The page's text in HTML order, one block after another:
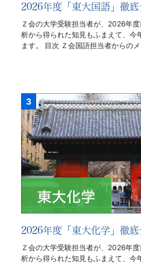
2026年度「東大国語」徹
Ｚ会の大学受験担当者が、2026年
析から得られた知見もふまえて、今
ます。 目次 Ｚ会国語担当者からの
2026年度「東大化学」徹
Ｚ会の大学受験担当者が、2026年
析から得られた知見もふまえて、今